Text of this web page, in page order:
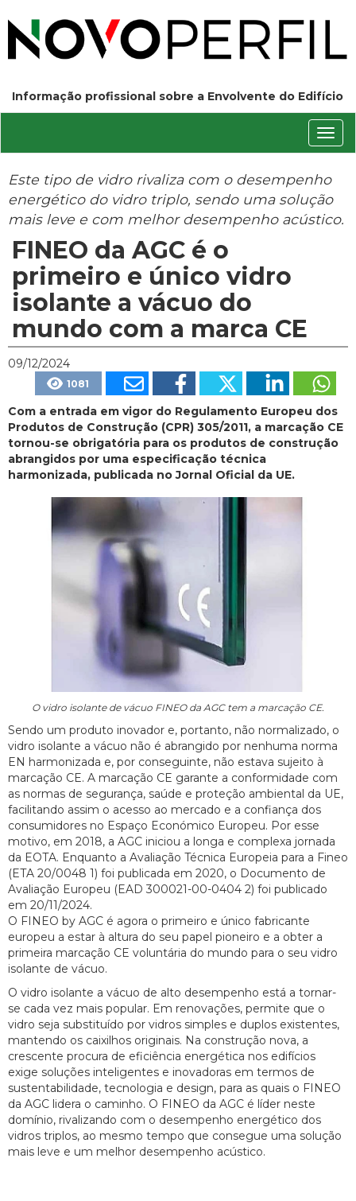
Informação profissional sobre a Envolvente do Edifício
Este tipo de vidro rivaliza com o desempenho
energético do vidro triplo, sendo uma solução
mais leve e com melhor desempenho acústico.
FINEO da AGC é o
primeiro e único vidro
isolante a vácuo do
mundo com a marca CE
09/12/2024
1081
Com a entrada em vigor do Regulamento Europeu dos
Produtos de Construção (CPR) 305/2011, a marcação CE
tornou-se obrigatória para os produtos de construção
abrangidos por uma especificação técnica
harmonizada, publicada no Jornal Oficial da UE.
O vidro isolante de vácuo FINEO da AGC tem a marcação CE.
Sendo um produto inovador e, portanto, não normalizado, o
vidro isolante a vácuo não é abrangido por nenhuma norma
EN harmonizada e, por conseguinte, não estava sujeito à
marcação CE. A marcação CE garante a conformidade com
as normas de segurança, saúde e proteção ambiental da UE,
facilitando assim o acesso ao mercado e a confiança dos
consumidores no Espaço Económico Europeu. Por esse
motivo, em 2018, a AGC iniciou a longa e complexa jornada
da EOTA. Enquanto a Avaliação Técnica Europeia para a Fineo
(ETA 20/0048 1) foi publicada em 2020, o Documento de
Avaliação Europeu (EAD 300021-00-0404 2) foi publicado
em 20/11/2024.
O FINEO by AGC é agora o primeiro e único fabricante
europeu a estar à altura do seu papel pioneiro e a obter a
primeira marcação CE voluntária do mundo para o seu vidro
isolante de vácuo.
O vidro isolante a vácuo de alto desempenho está a tornar-
se cada vez mais popular. Em renovações, permite que o
vidro seja substituído por vidros simples e duplos existentes,
mantendo os caixilhos originais. Na construção nova, a
crescente procura de eficiência energética nos edifícios
exige soluções inteligentes e inovadoras em termos de
sustentabilidade, tecnologia e design, para as quais o FINEO
da AGC lidera o caminho. O FINEO da AGC é líder neste
domínio, rivalizando com o desempenho energético dos
vidros triplos, ao mesmo tempo que consegue uma solução
mais leve e um melhor desempenho acústico.